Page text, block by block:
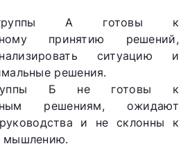
А готовы к
принятию решений,
ситуацию и
решения.
Б не готовы к
решениям, ожидают
и не склонны к
мышлению.